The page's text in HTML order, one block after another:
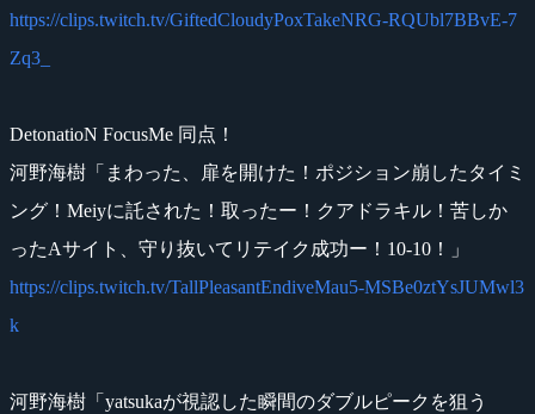
https://clips.twitch.tv/GiftedCloudyPoxTakeNRG-RQUbl7BBvE-7
Zq3_
DetonatioN FocusMe 同点！
河野海樹「まわった、扉を開けた！ポジション崩したタイミ
ング！Meiyに託された！取ったー！クアドラキル！苦しか
ったAサイト、守り抜いてリテイク成功ー！10-10！」
https://clips.twitch.tv/TallPleasantEndiveMau5-MSBe0ztYsJUMwl3
k
河野海樹「yatsukaが視認した瞬間のダブルピークを狙う